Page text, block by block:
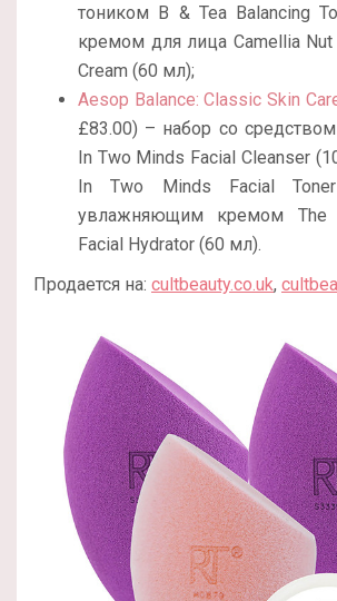
тоником B & Tea Balancing
кремом для лица Camellia Nut
Cream (60 мл);
Aesop Balance: Classic Skin
£83.00) – набор со
In Two Minds Facial Cleanser
In Two Minds Facial
увлажняющим кремом The
Facial Hydrator (60 мл).
Продается на: cultbeauty.co.uk,